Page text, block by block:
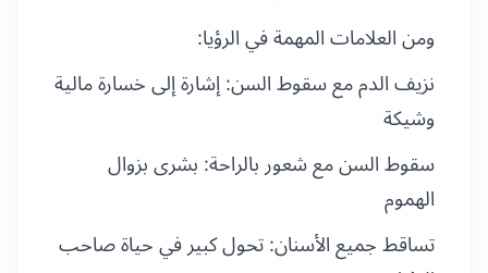
ومن العلامات المهمة في الرؤيا:
نزيف الدم مع سقوط السن: إشارة إلى خسارة مالية
وشيكة
سقوط السن مع شعور بالراحة: بشرى بزوال
الهموم
تساقط جميع الأسنان: تحول كبير في حياة صاحب